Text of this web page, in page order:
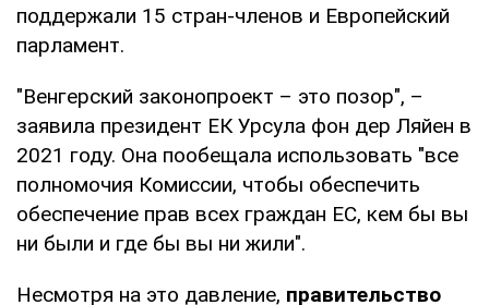
поддержали 15 стран-членов и Европейский
парламент.
"Венгерский законопроект – это позор", –
заявила президент ЕК Урсула фон дер Ляйен в
2021 году. Она пообещала использовать "все
полномочия Комиссии, чтобы обеспечить
обеспечение прав всех граждан ЕС, кем бы вы
ни были и где бы вы ни жили".
Несмотря на это давление, правительство